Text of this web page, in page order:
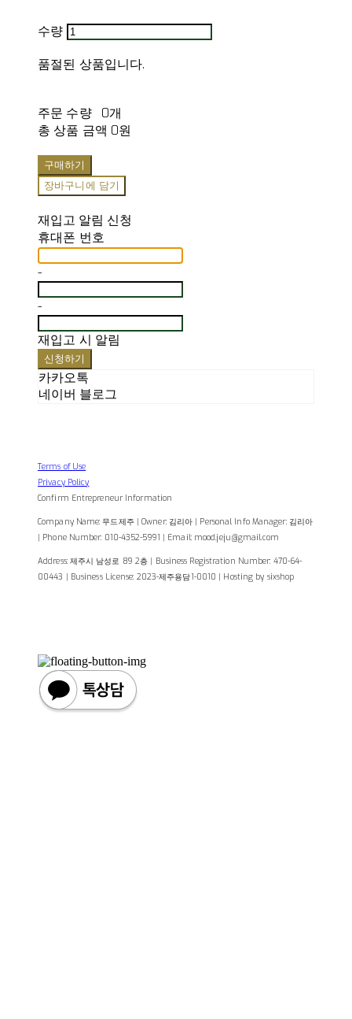
수량
품절된 상품입니다.
주문 수량
0개
총 상품 금액 0원
구매하기
장바구니에 담기
재입고 알림 신청
휴대폰 번호
-
-
재입고 시 알림
신청하기
카카오톡
네이버 블로그
Terms of Use
Privacy Policy
Confirm Entrepreneur Information
Company Name: 무드제주 | Owner: 김리아 | Personal Info Manager: 김리아
| Phone Number: 010-4352-5991 | Email: mood.jeju@gmail.com
Address: 제주시 남성로 89 2층 | Business Registration Number: 470-64-
00443 | Business License: 2023-제주용담1-0010 | Hosting by sixshop